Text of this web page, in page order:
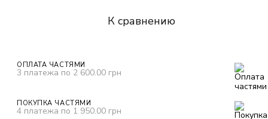
К сравнению
ОПЛАТА ЧАСТЯМИ
3 платежа по 2 600.00 грн
ПОКУПКА ЧАСТЯМИ
4 платежа по 1 950.00 грн